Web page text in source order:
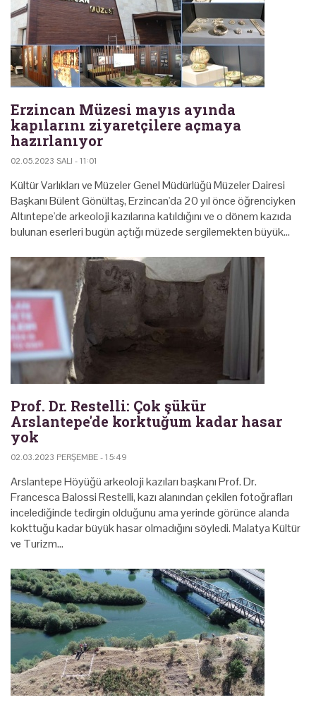
Erzincan Müzesi mayıs ayında
kapılarını ziyaretçilere açmaya
hazırlanıyor
02.05.2023 SALI - 11:01
Kültür Varlıkları ve Müzeler Genel Müdürlüğü Müzeler Dairesi
Başkanı Bülent Gönültaş, Erzincan'da 20 yıl önce öğrenciyken
Altıntepe'de arkeoloji kazılarına katıldığını ve o dönem kazıda
bulunan eserleri bugün açtığı müzede sergilemekten büyük…
Prof. Dr. Restelli: Çok şükür
Arslantepe'de korktuğum kadar hasar
yok
02.03.2023 PERŞEMBE - 15:49
Arslantepe Höyüğü arkeoloji kazıları başkanı Prof. Dr.
Francesca Balossi Restelli, kazı alanından çekilen fotoğrafları
incelediğinde tedirgin olduğunu ama yerinde görünce alanda
kokttuğu kadar büyük hasar olmadığını söyledi. Malatya Kültür
ve Turizm…